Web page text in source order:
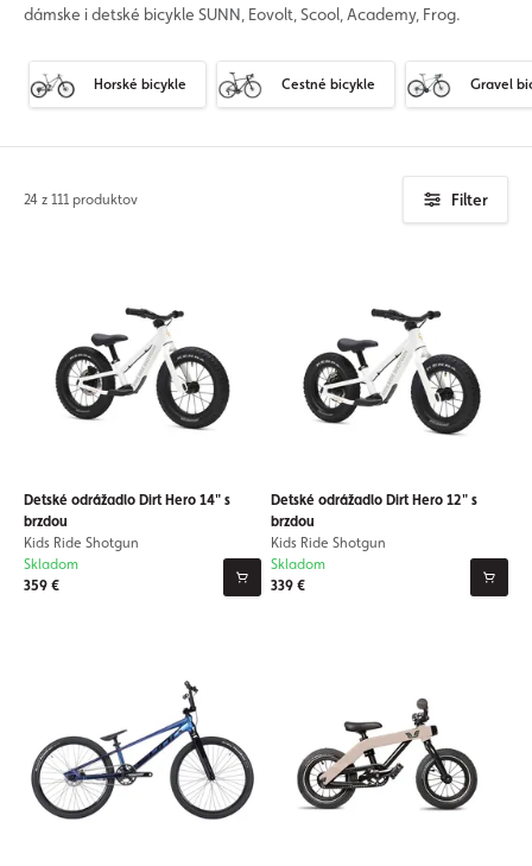
dámske i detské bicykle SUNN, Eovolt, Scool, Academy, Frog.
Horské bicykle Cestné bicykle Gravel
24 z 111 produktov Filter
Detské odrážadlo Dirt Hero 14" s
brzdou
Kids Ride Shotgun
359 €
Skladom
Detské odrážadlo Dirt Hero 12" s
brzdou
Kids Ride Shotgun
339 €
Skladom